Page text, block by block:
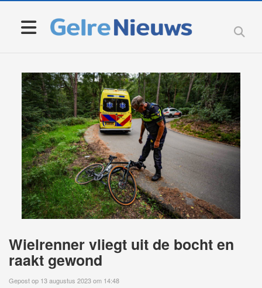
Wielrenner vliegt uit de bocht en
raakt gewond
Gepost op 13 augustus 2023 om 14:48